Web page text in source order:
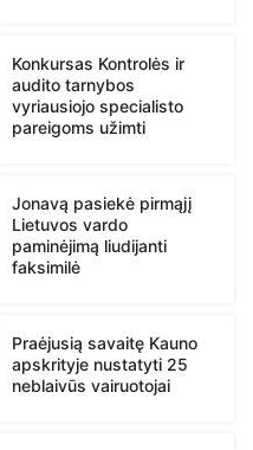
Konkursas Kontrolės ir
audito tarnybos
vyriausiojo specialisto
pareigoms užimti
Jonavą pasiekė pirmąjį
Lietuvos vardo
paminėjimą liudijanti
faksimilė
Praėjusią savaitę Kauno
apskrityje nustatyti 25
neblaivūs vairuotojai